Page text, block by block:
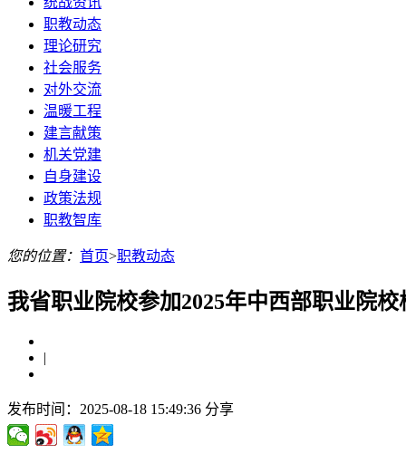
职教动态
理论研究
社会服务
对外交流
温暖工程
建言献策
机关党建
自身建设
政策法规
职教智库
您的位置： 首页>职教动态
我省职业院校参加2025年中西部职业院
|
发布时间：2025-08-18 15:49:36 分享